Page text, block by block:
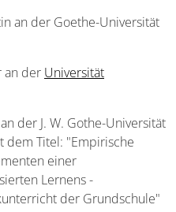
an der Goethe-Universität
an der Universität
der J. W. Gothe-Universität
dem Titel: "Empirische
einer
Lernens -
der Grundschule"